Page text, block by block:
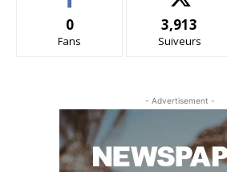
0
Fans
3,913
Suiveurs
- Advertisement -